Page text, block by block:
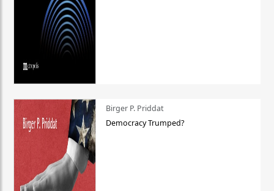
Birger P. Priddat
Democracy Trumped?